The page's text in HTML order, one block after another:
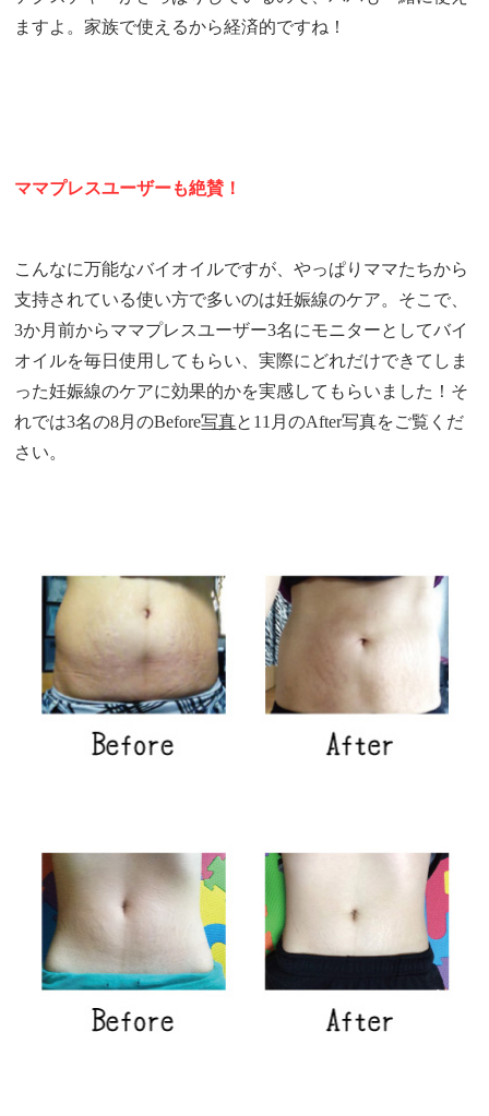
ますよ。家族で使えるから経済的ですね！
ママプレスユーザーも絶賛！
こんなに万能なバイオイルですが、やっぱりママたちから
支持されている使い方で多いのは妊娠線のケア。そこで、
3か月前からママプレスユーザー3名にモニターとしてバイ
オイルを毎日使用してもらい、実際にどれだけできてしま
った妊娠線のケアに効果的かを実感してもらいました！そ
れでは3名の8月のBefore写真と11月のAfter写真をご覧くだ
さい。